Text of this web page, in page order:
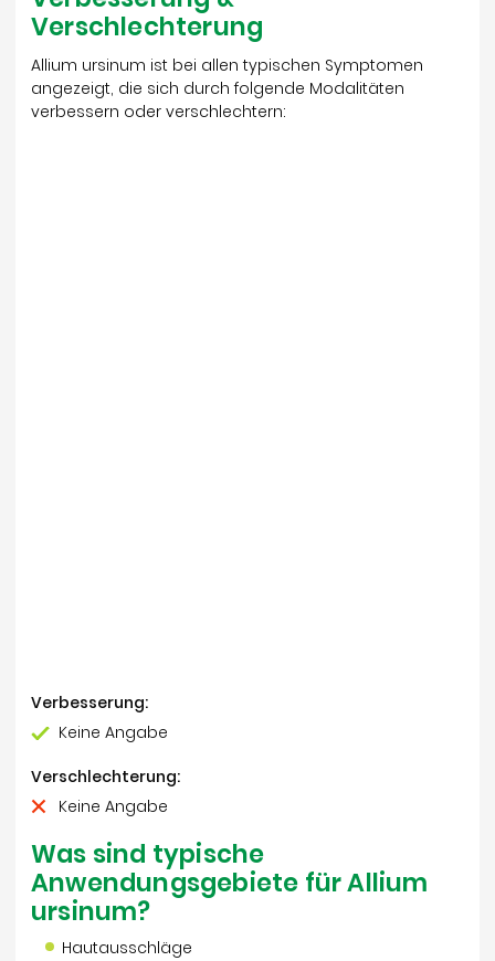
Verschlechterung
Allium ursinum ist bei allen typischen Symptomen
angezeigt, die sich durch folgende Modalitäten
verbessern oder verschlechtern:
Verbesserung:
Keine Angabe
Verschlechterung:
Keine Angabe
Was sind typische
Anwendungsgebiete für Allium
ursinum?
Hautausschläge